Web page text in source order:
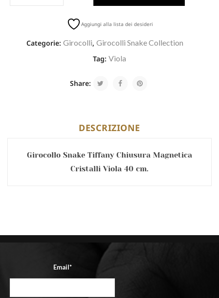
Aggiungi alla lista dei desideri
Categorie: Girocolli, Girocolli Snake Collection
Tag: Viola
Share:
DESCRIZIONE
Girocollo Snake Tiffany Chiusura Magnetica
Cristalli Viola 40 cm.
Email*